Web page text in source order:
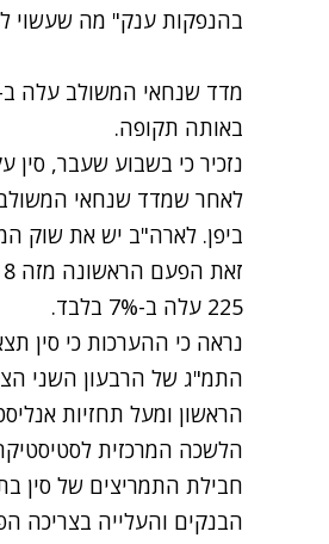
בהנפקות ענק" מה שעשוי
באותה תקופה.
נזכיר כי בשבוע שעבר, סין
ביפן. לארה"ב יש את שוק המניות
225 עלה ב-7% בלבד.
נראה כי ההערכות כי סין
הלשכה המרכזית
הבנקים והעלייה בצריכה